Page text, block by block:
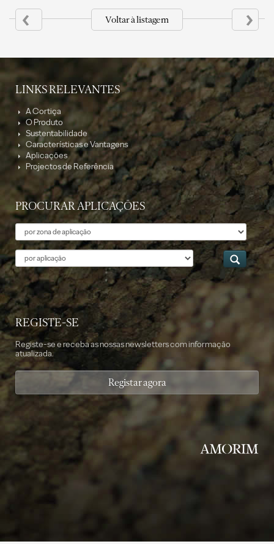
‹ Voltar à listagem ›
LINKS RELEVANTES
A Cortiça
O Produto
Sustentabilidade
Características e Vantagens
Aplicações
Projectos de Referência
PROCURAR APLICAÇÕES
Tema
Aplicação
REGISTE-SE
Registe-se e receba as nossas newsletters com informação
atualizada.
Registar agora